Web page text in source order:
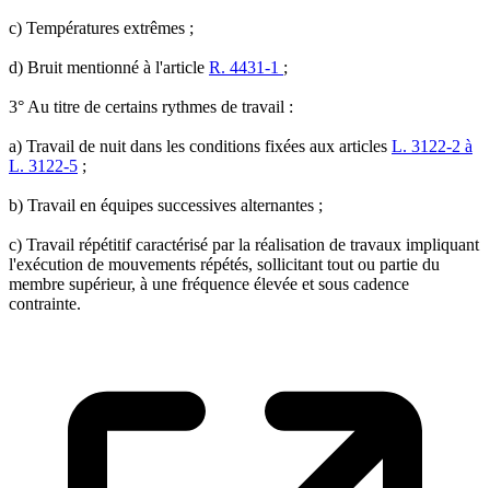
c) Températures extrêmes ;
d) Bruit mentionné à l'article R. 4431-1 ;
3° Au titre de certains rythmes de travail :
a) Travail de nuit dans les conditions fixées aux articles L. 3122-2 à
L. 3122-5 ;
b) Travail en équipes successives alternantes ;
c) Travail répétitif caractérisé par la réalisation de travaux impliquant
l'exécution de mouvements répétés, sollicitant tout ou partie du
membre supérieur, à une fréquence élevée et sous cadence
contrainte.